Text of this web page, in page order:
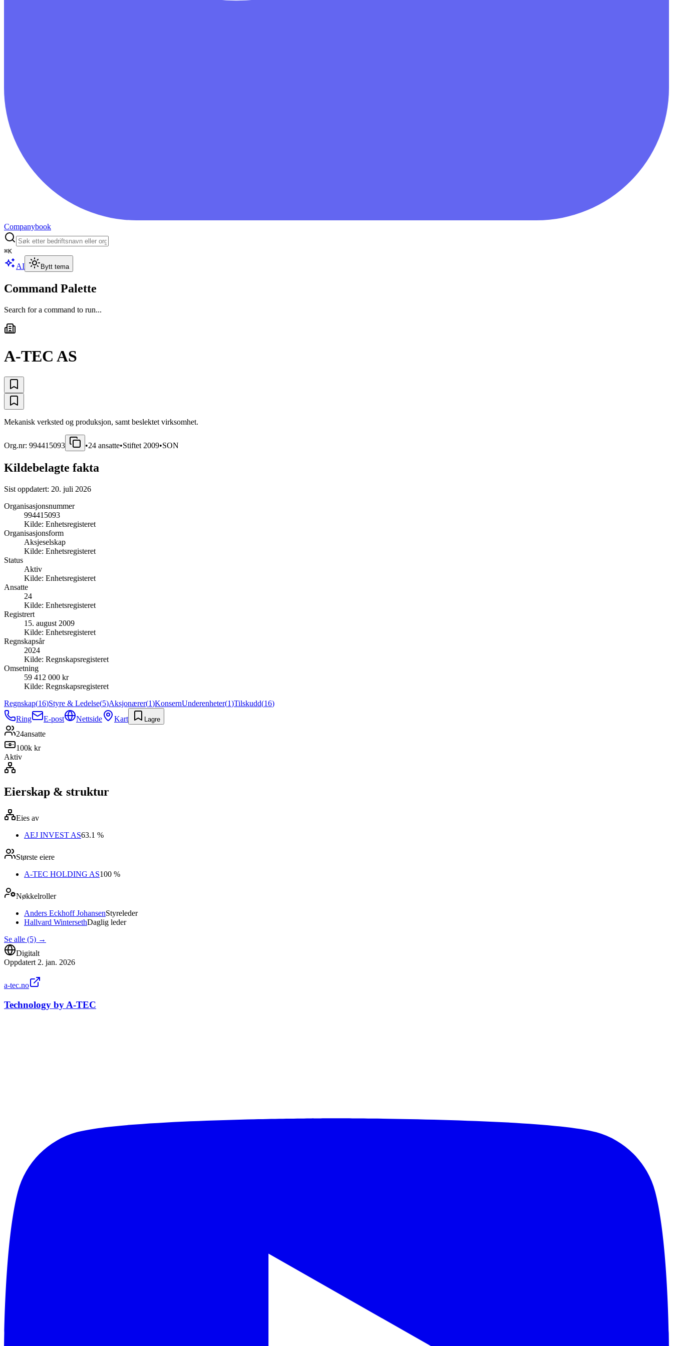
Companybook
⌘K
AI Bytt tema
Command Palette
Search for a command to run...
A-TEC AS
Mekanisk verksted og produksjon, samt beslektet virksomhet.
Org.nr: 994415093 •24 ansatte•Stiftet 2009•SON
Kildebelagte fakta
Sist oppdatert: 20. juli 2026
Organisasjonsnummer
994415093
Kilde: Enhetsregisteret
Organisasjonsform
Aksjeselskap
Kilde: Enhetsregisteret
Status
Aktiv
Kilde: Enhetsregisteret
Ansatte
24
Kilde: Enhetsregisteret
Registrert
15. august 2009
Kilde: Enhetsregisteret
Regnskapsår
2024
Kilde: Regnskapsregisteret
Omsetning
59 412 000 kr
Kilde: Regnskapsregisteret
Regnskap(16)Styre & Ledelse(5)Aksjonærer(1)KonsernUnderenheter(1)Tilskudd(16)
Ring
E-post Nettside Kart Lagre
24ansatte
100k kr
Aktiv
Eierskap & struktur
Eies av
AEJ INVEST AS63.1 %
Største eiere
A-TEC HOLDING AS100 %
Nøkkelroller
Anders Eckhoff JohansenStyreleder
Hallvard WintersethDaglig leder
Se alle (5) →
Digitalt
Oppdatert 2. jan. 2026
a-tec.no
Technology by A-TEC